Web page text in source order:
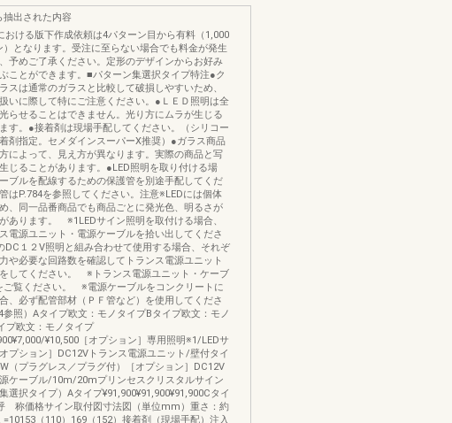
抽出された内容
おける版下作成依頼は4パターン目から有料（1,000
となります。受注に至らない場合でも料金が発生
予めご了承ください。定形のデザインからお好み
ことができます。■パターン集選択タイプ特注●ク
スは通常のガラスと比較して破損しやすいため、
いに際して特にご注意ください。●ＬＥＤ照明は全
らせることはできません。光り方にムラが生じる
す。●接着剤は現場手配してください。（シリコー
剤指定。セメダインスーパーX推奨）●ガラス商品
によって、見え方が異なります。実際の商品と写
じることがあります。●LED照明を取り付ける場
ブルを配線するための保護管を別途手配してくだ
はP.784を参照してください。注意※LEDには個体
、同一品番商品でも商品ごとに発光色、明るさが
あります。 ※1LEDサイン照明を取付ける場合、
電源ユニット・電源ケーブルを拾い出してくださ
１２V照明と組み合わせて使用する場合、それぞ
や必要な回路数を確認してトランス電源ユニット
してください。 ※トランス電源ユニット・ケーブ
ご覧ください。 ※電源ケーブルをコンクリートに
、必ず配管部材（ＰＦ管など）を使用してくださ
参照）Aタイプ欧文：モノタイプBタイプ欧文：モノ
プ欧文：モノタイプ
¥10,500［オプション］専用照明※1/LEDサ
プション］DC12Vトランス電源ユニット/壁付タイ
（プラグレス／プラグ付）［オプション］DC12V
ケーブル/10m/20mプリンセスクリスタルサイン
集選択タイプ）Aタイプ¥91,900¥91,900¥91,900Cタイ
称価格サイン取付図寸法図（単位mm）重さ：約
=10153（110）169（152）接着剤（現場手配）注入